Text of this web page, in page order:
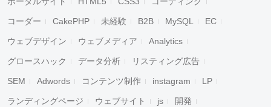
コーダー CakePHP 未経験 B2B MySQL EC
ウェブデザイン ウェブメディア Analytics
グロースハック データ分析 リスティング広告
SEM Adwords コンテンツ制作 instagram LP
ランディングページ ウェブサイト js 開発